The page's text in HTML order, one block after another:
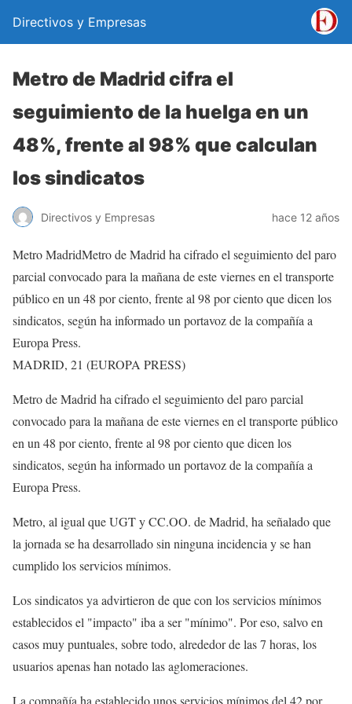
Directivos y Empresas
Metro de Madrid cifra el
seguimiento de la huelga en un
48%, frente al 98% que calculan
los sindicatos
Directivos y Empresas hace 12 años
Metro MadridMetro de Madrid ha cifrado el seguimiento del paro
parcial convocado para la mañana de este viernes en el transporte
público en un 48 por ciento, frente al 98 por ciento que dicen los
sindicatos, según ha informado un portavoz de la compañía a
Europa Press.
MADRID, 21 (EUROPA PRESS)
Metro de Madrid ha cifrado el seguimiento del paro parcial
convocado para la mañana de este viernes en el transporte público
en un 48 por ciento, frente al 98 por ciento que dicen los
sindicatos, según ha informado un portavoz de la compañía a
Europa Press.
Metro, al igual que UGT y CC.OO. de Madrid, ha señalado que
la jornada se ha desarrollado sin ninguna incidencia y se han
cumplido los servicios mínimos.
Los sindicatos ya advirtieron de que con los servicios mínimos
establecidos el "impacto" iba a ser "mínimo". Por eso, salvo en
casos muy puntuales, sobre todo, alrededor de las 7 horas, los
usuarios apenas han notado las aglomeraciones.
La compañía ha establecido unos servicios mínimos del 42 por